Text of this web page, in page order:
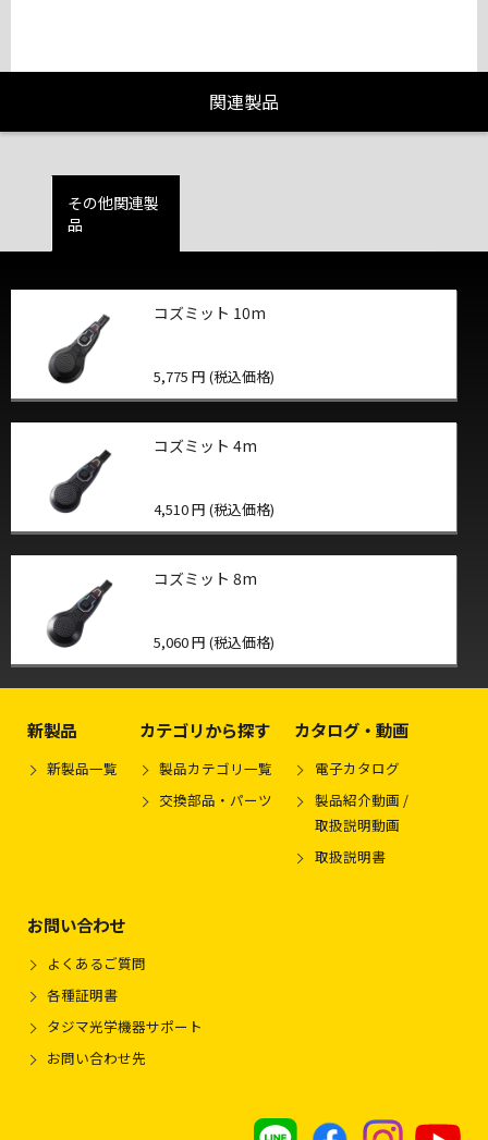
関連製品
その他関連製
品
コズミット 10m
5,775 円 (税込価格)
コズミット 4m
4,510 円 (税込価格)
コズミット 8m
5,060 円 (税込価格)
新製品
新製品一覧
カテゴリから探す
製品カテゴリ一覧
交換部品・パーツ
カタログ・動画
電子カタログ
製品紹介動画 /
取扱説明動画
取扱説明書
お問い合わせ
よくあるご質問
各種証明書
タジマ光学機器サポート
お問い合わせ先